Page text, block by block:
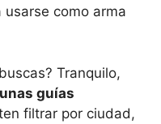
como arma
Tranquilo,
guías
filtrar por ciudad,